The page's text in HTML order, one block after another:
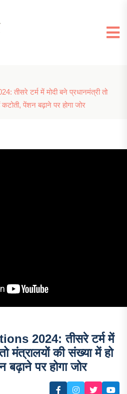
तीसरे टर्म में मोदी बने प्रधानमंत्री तो
पेंशन बढ़ाने पर होगा जोर
2024: तीसरे टर्म में
मंत्रालयों की संख्या में हो
पर होगा जोर